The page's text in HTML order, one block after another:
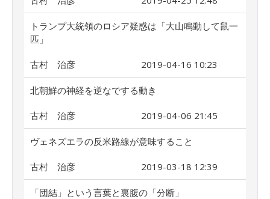
トランプ大統領のロシア疑惑は「大山鳴動して鼠一
匹」
古村 治彦 2019-04-16 10:23
北朝鮮の神経を逆なでする動き
古村 治彦 2019-04-06 21:45
ヴェネズエラの反米路線が意味すること
古村 治彦 2019-03-18 12:39
「団結」という言葉と裏腹の「分断」